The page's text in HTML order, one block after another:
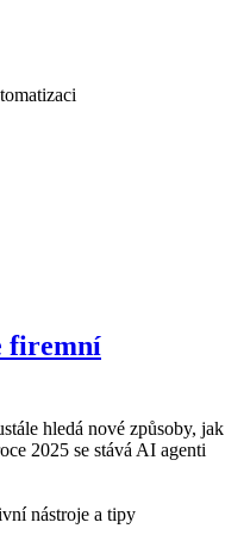
firemní
hledá nové způsoby, jak
2025 se stává AI agenti